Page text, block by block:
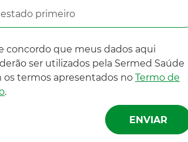
primeiro
concordo que meus dados aqui
ser utilizados pela Sermed Saúde
os termos apresentados no Termo de
.